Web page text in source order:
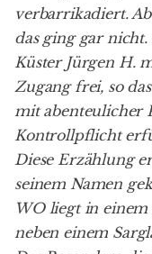
verbarrikadiert.
das ging gar
Küster Jürgen H.
Zugang frei, so
mit abenteulicher
Kontrollpflicht
Diese Erzählung
seinem Namen
WO liegt in
neben einem